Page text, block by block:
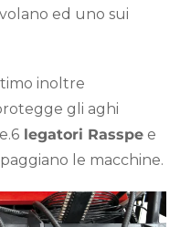
ed uno sui
inoltre
gli aghi
legatori Rasspe e
le macchine.